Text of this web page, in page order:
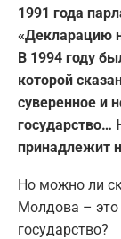
1991 года
«Декларацию
В 1994 году
которой
суверенное и
государство…
принадлежит
Но можно ли
Молдова – это
государство?